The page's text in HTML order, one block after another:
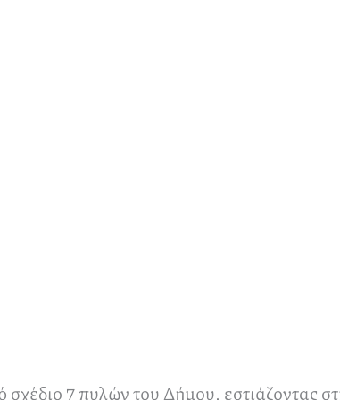
7 πυλών του Δήμου, εστιάζοντας